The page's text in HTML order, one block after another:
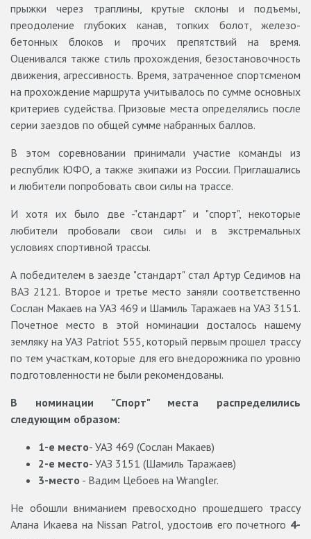
прыжки через траплины, крутые склоны и подъемы,
преодоление глубоких канав, топких болот, железо-
бетонных блоков и прочих препятствий на время.
Оценивался также стиль прохождения, безостановочность
движения, агрессивность. Время, затраченное спортсменом
на прохождение маршрута учитывалось по сумме основных
критериев судейства. Призовые места определялись после
серии заездов по общей сумме набранных баллов.
В этом соревновании принимали участие команды из
республик ЮФО, а также экипажи из России. Приглашались
и любители попробовать свои силы на трассе.
И хотя их было две -"стандарт" и "спорт", некоторые
любители пробовали свои силы и в экстремальных
условиях спортивной трассы.
А победителем в заезде "стандарт" стал Артур Седимов на
ВАЗ 2121. Второе и третье место заняли соответственно
Сослан Макаев на УАЗ 469 и Шамиль Таражаев на УАЗ 3151.
Почетное место в этой номинации досталось нашему
земляку на УАЗ Patriot 555, который первым прошел трассу
по тем участкам, которые для его внедорожника по уровню
подготовленности не были рекомендованы.
В номинации "Спорт" места распределились
следующим образом:
1-е место- УАЗ 469 (Сослан Макаев)
2-е место- УАЗ 3151 (Шамиль Таражаев)
3-место - Вадим Цебоев на Wrangler.
Не обошли вниманием превосходно прошедшего трассу
Алана Икаева на Nissan Patrol, удостоив его почетного 4-